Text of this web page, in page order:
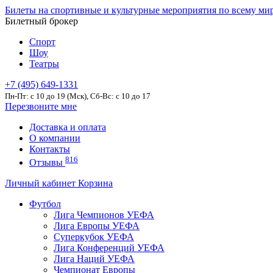
Билеты на спортивные и культурные мероприятия по всему
Билетный брокер
Спорт
Шоу
Театры
+7 (495) 649-1331
Пн-Пт: c 10 до 19 (Мск), Сб-Вс: с 10 до 17
Перезвоните мне
Доставка и оплата
О компании
Контакты
Отзывы 816
Личный кабинет Корзина
Футбол
Лига Чемпионов УЕФА
Лига Европы УЕФА
Суперкубок УЕФА
Лига Конференций УЕФА
Лига Наций УЕФА
Чемпионат Европы